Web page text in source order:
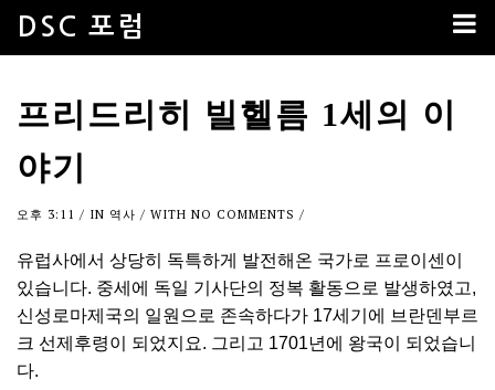
DSC 포럼
프리드리히 빌헬름 1세의 이
야기
오후 3:11 / IN 역사 / WITH NO COMMENTS /
유럽사에서 상당히 독특하게 발전해온 국가로 프로이센이
있습니다. 중세에 독일 기사단의 정복 활동으로 발생하였고,
신성로마제국의 일원으로 존속하다가 17세기에 브란덴부르
크 선제후령이 되었지요. 그리고 1701년에 왕국이 되었습니
다.